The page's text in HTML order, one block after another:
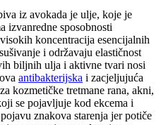
iz avokada je ulje, koje je
izvanredne sposobnosti
koncentracija esencijalnih
i održavaju elastičnost
biljnih ulja i aktivne tvari nosi
antibakterijska i zacjeljujuća
kozmetičke tretmane rana, akni,
se pojavljuje kod ekcema i
znakova starenja jer potiče